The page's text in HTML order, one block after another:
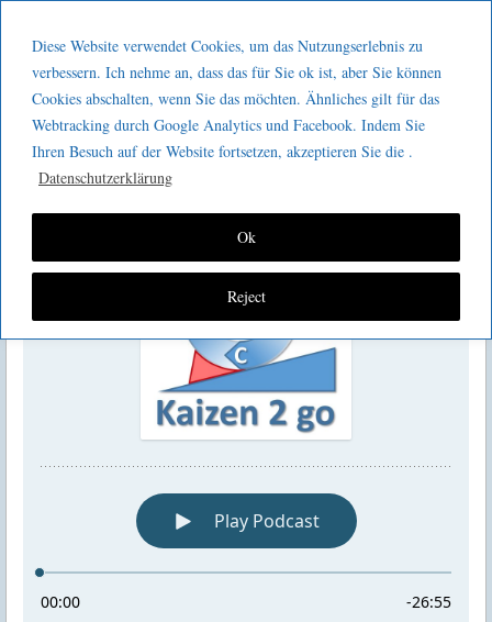
Diese Website verwendet Cookies, um das Nutzungserlebnis zu
verbessern. Ich nehme an, dass das für Sie ok ist, aber Sie können
Cookies abschalten, wenn Sie das möchten. Ähnliches gilt für das
Webtracking durch Google Analytics und Facebook. Indem Sie
Ihren Besuch auf der Website fortsetzen, akzeptieren Sie die .
Datenschutzerklärung
Reject
Ok
GeeMco :
Götz Müller
Consulting
Kaizen 2 go 200 : 2. Jubiläum